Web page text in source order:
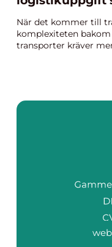
När det kommer till
komplexiteten bakom
transporter kräver